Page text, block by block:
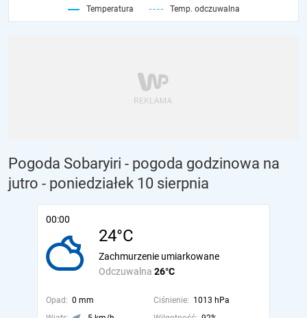
Temperatura Temp. odczuwalna
Pogoda Sobaryiri - pogoda godzinowa na
jutro - poniedziałek 10 sierpnia
00:00
24°C
Odczuwalna 26°C
Zachmurzenie umiarkowane
Opad: 0 mm Ciśnienie: 1013 hPa